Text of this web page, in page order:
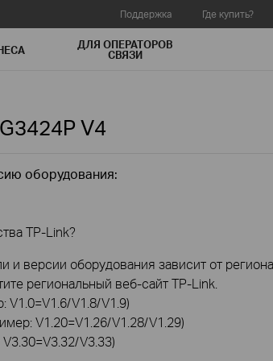
Поддержка Где купить?
ДЛЯ ОПЕРАТОРОВ
СВЯЗИ
V4
оборудования:
TP-Link?
и версии оборудования зависит от
региональный веб-сайт TP-Link.
V1.0=V1.6/V1.8/V1.9)
V1.20=V1.26/V1.28/V1.29)
V3.33)